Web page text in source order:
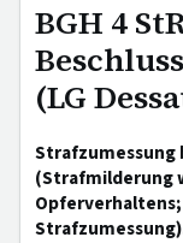
BGH 4
(LG
Strafzumessung
(Strafmilderung